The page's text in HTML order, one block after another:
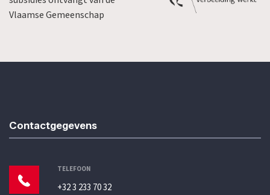
Vlaamse Gemeenschap
Contactgegevens
TELEFOON
+32 3 233 70 32